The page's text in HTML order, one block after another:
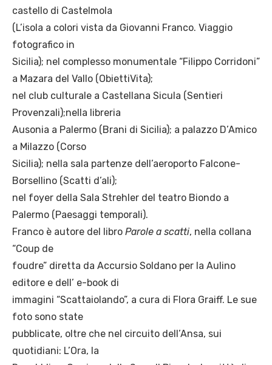
castello di Castelmola
(L’isola a colori vista da Giovanni Franco. Viaggio
fotografico in
Sicilia); nel complesso monumentale “Filippo Corridoni”
a Mazara del Vallo (ObiettiVita);
nel club culturale a Castellana Sicula (Sentieri
Provenzali);nella libreria
Ausonia a Palermo (Brani di Sicilia); a palazzo D’Amico
a Milazzo (Corso
Sicilia); nella sala partenze dell’aeroporto Falcone-
Borsellino (Scatti d’ali);
nel foyer della Sala Strehler del teatro Biondo a
Palermo (Paesaggi temporali).
Franco è autore del libro Parole a scatti, nella collana
“Coup de
foudre” diretta da Accursio Soldano per la Aulino
editore e dell’ e-book di
immagini “Scattaiolando”, a cura di Flora Graiff. Le sue
foto sono state
pubblicate, oltre che nel circuito dell’Ansa, sui
quotidiani: L’Ora, la